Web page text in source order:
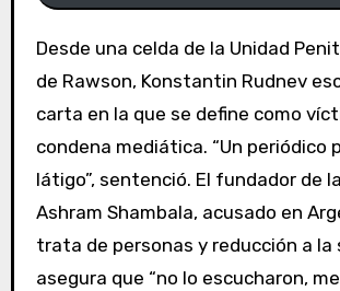
Desde una celda de la Unidad Penitenciaria Nº 6
de Rawson, Konstantin Rudnev
carta en la que se define como
condena mediática. “Un periódico
látigo”, sentenció. El fundador de
Ashram Shambala, acusado en
trata de personas y reducción a la
asegura que “no lo escucharon,